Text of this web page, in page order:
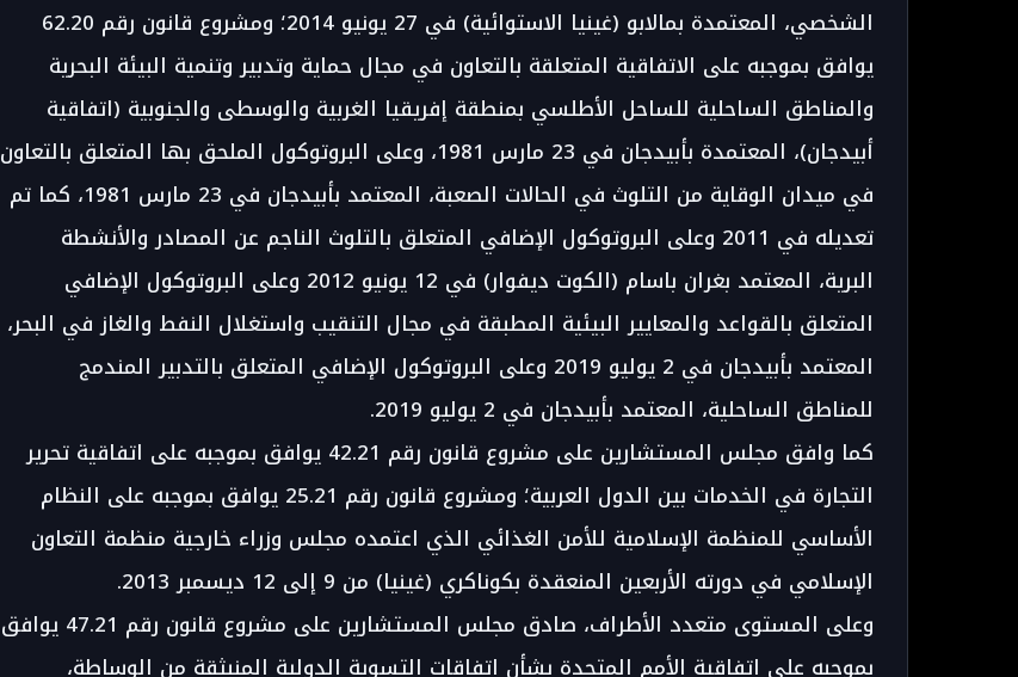
الشخصي، المعتمدة بمالابو (غينيا الاستوائية) في 27 يونيو 2014؛ ومشروع قانون رقم 62.20
يوافق بموجبه على الاتفاقية المتعلقة بالتعاون في مجال حماية وتدبير وتنمية البيئة البحرية
والمناطق الساحلية للساحل الأطلسي بمنطقة إفريقيا الغربية والوسطى والجنوبية (اتفاقية
أبيدجان)، المعتمدة بأبيدجان في 23 مارس 1981، وعلى البروتوكول الملحق بها المتعلق بالتعاون
في ميدان الوقاية من التلوث في الحالات الصعبة، المعتمد بأبيدجان في 23 مارس 1981، كما تم
تعديله في 2011 وعلى البروتوكول الإضافي المتعلق بالتلوث الناجم عن المصادر والأنشطة
البرية، المعتمد بغران باسام (الكوت ديفوار) في 12 يونيو 2012 وعلى البروتوكول الإضافي
المتعلق بالقواعد والمعايير البيئية المطبقة في مجال التنقيب واستغلال النفط والغاز في البحر،
المعتمد بأبيدجان في 2 يوليو 2019 وعلى البروتوكول الإضافي المتعلق بالتدبير المندمج
للمناطق الساحلية، المعتمد بأبيدجان في 2 يوليو 2019.
كما وافق مجلس المستشارين على مشروع قانون رقم 42.21 يوافق بموجبه على اتفاقية تحرير
التجارة في الخدمات بين الدول العربية؛ ومشروع قانون رقم 25.21 يوافق بموجبه على النظام
الأساسي للمنظمة الإسلامية للأمن الغذائي الذي اعتمده مجلس وزراء خارجية منظمة التعاون
الإسلامي في دورته الأربعين المنعقدة بكوناكري (غينيا) من 9 إلى 12 ديسمبر 2013.
وعلى المستوى متعدد الأطراف، صادق مجلس المستشارين على مشروع قانون رقم 47.21 يوافق
بموجبه على اتفاقية الأمم المتحدة بشأن اتفاقات التسوية الدولية المنبثقة من الوساطة،